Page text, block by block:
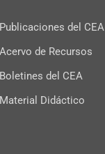
Publicaciones del CEA
Acervo de Recursos
Boletines del CEA
Material Didáctico